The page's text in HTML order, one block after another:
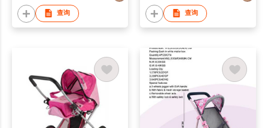
查询 查询